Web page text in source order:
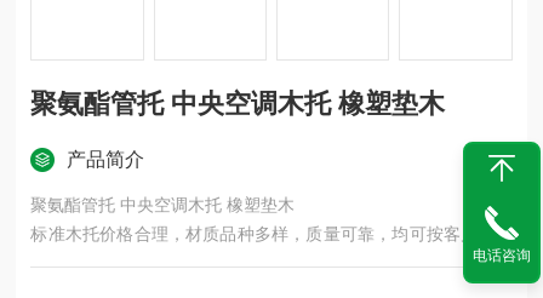
聚氨酯管托 中央空调木托 橡塑垫木
产品简介
聚氨酯管托 中央空调木托 橡塑垫木
标准木托价格合理，材质品种多样，质量可靠，均可按客户需求
组织生产各种异型木托。我公司生产的空调木托、铁卡具有防水
电话咨询